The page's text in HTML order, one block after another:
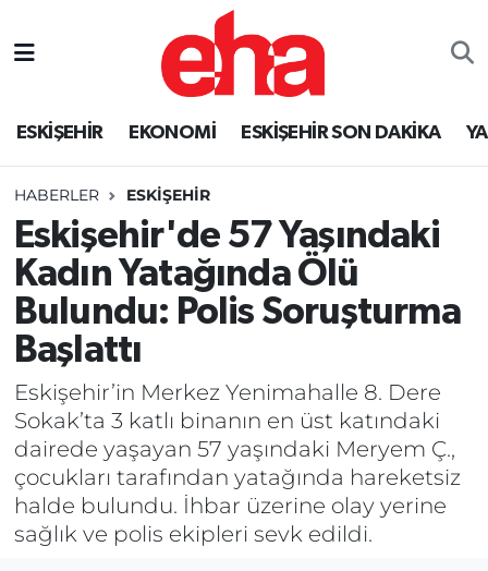
ESKİŞEHİR EKONOMİ ESKİŞEHİR SON DAKİKA
HABERLER ESKİŞEHİR
Eskişehir'de 57 Yaşındaki
Kadın Yatağında Ölü
Bulundu: Polis Soruşturma
Başlattı
Eskişehir’in Merkez Yenimahalle 8. Dere
Sokak’ta 3 katlı binanın en üst katındaki
dairede yaşayan 57 yaşındaki Meryem Ç.,
çocukları tarafından yatağında hareketsiz
halde bulundu. İhbar üzerine olay yerine
sağlık ve polis ekipleri sevk edildi.